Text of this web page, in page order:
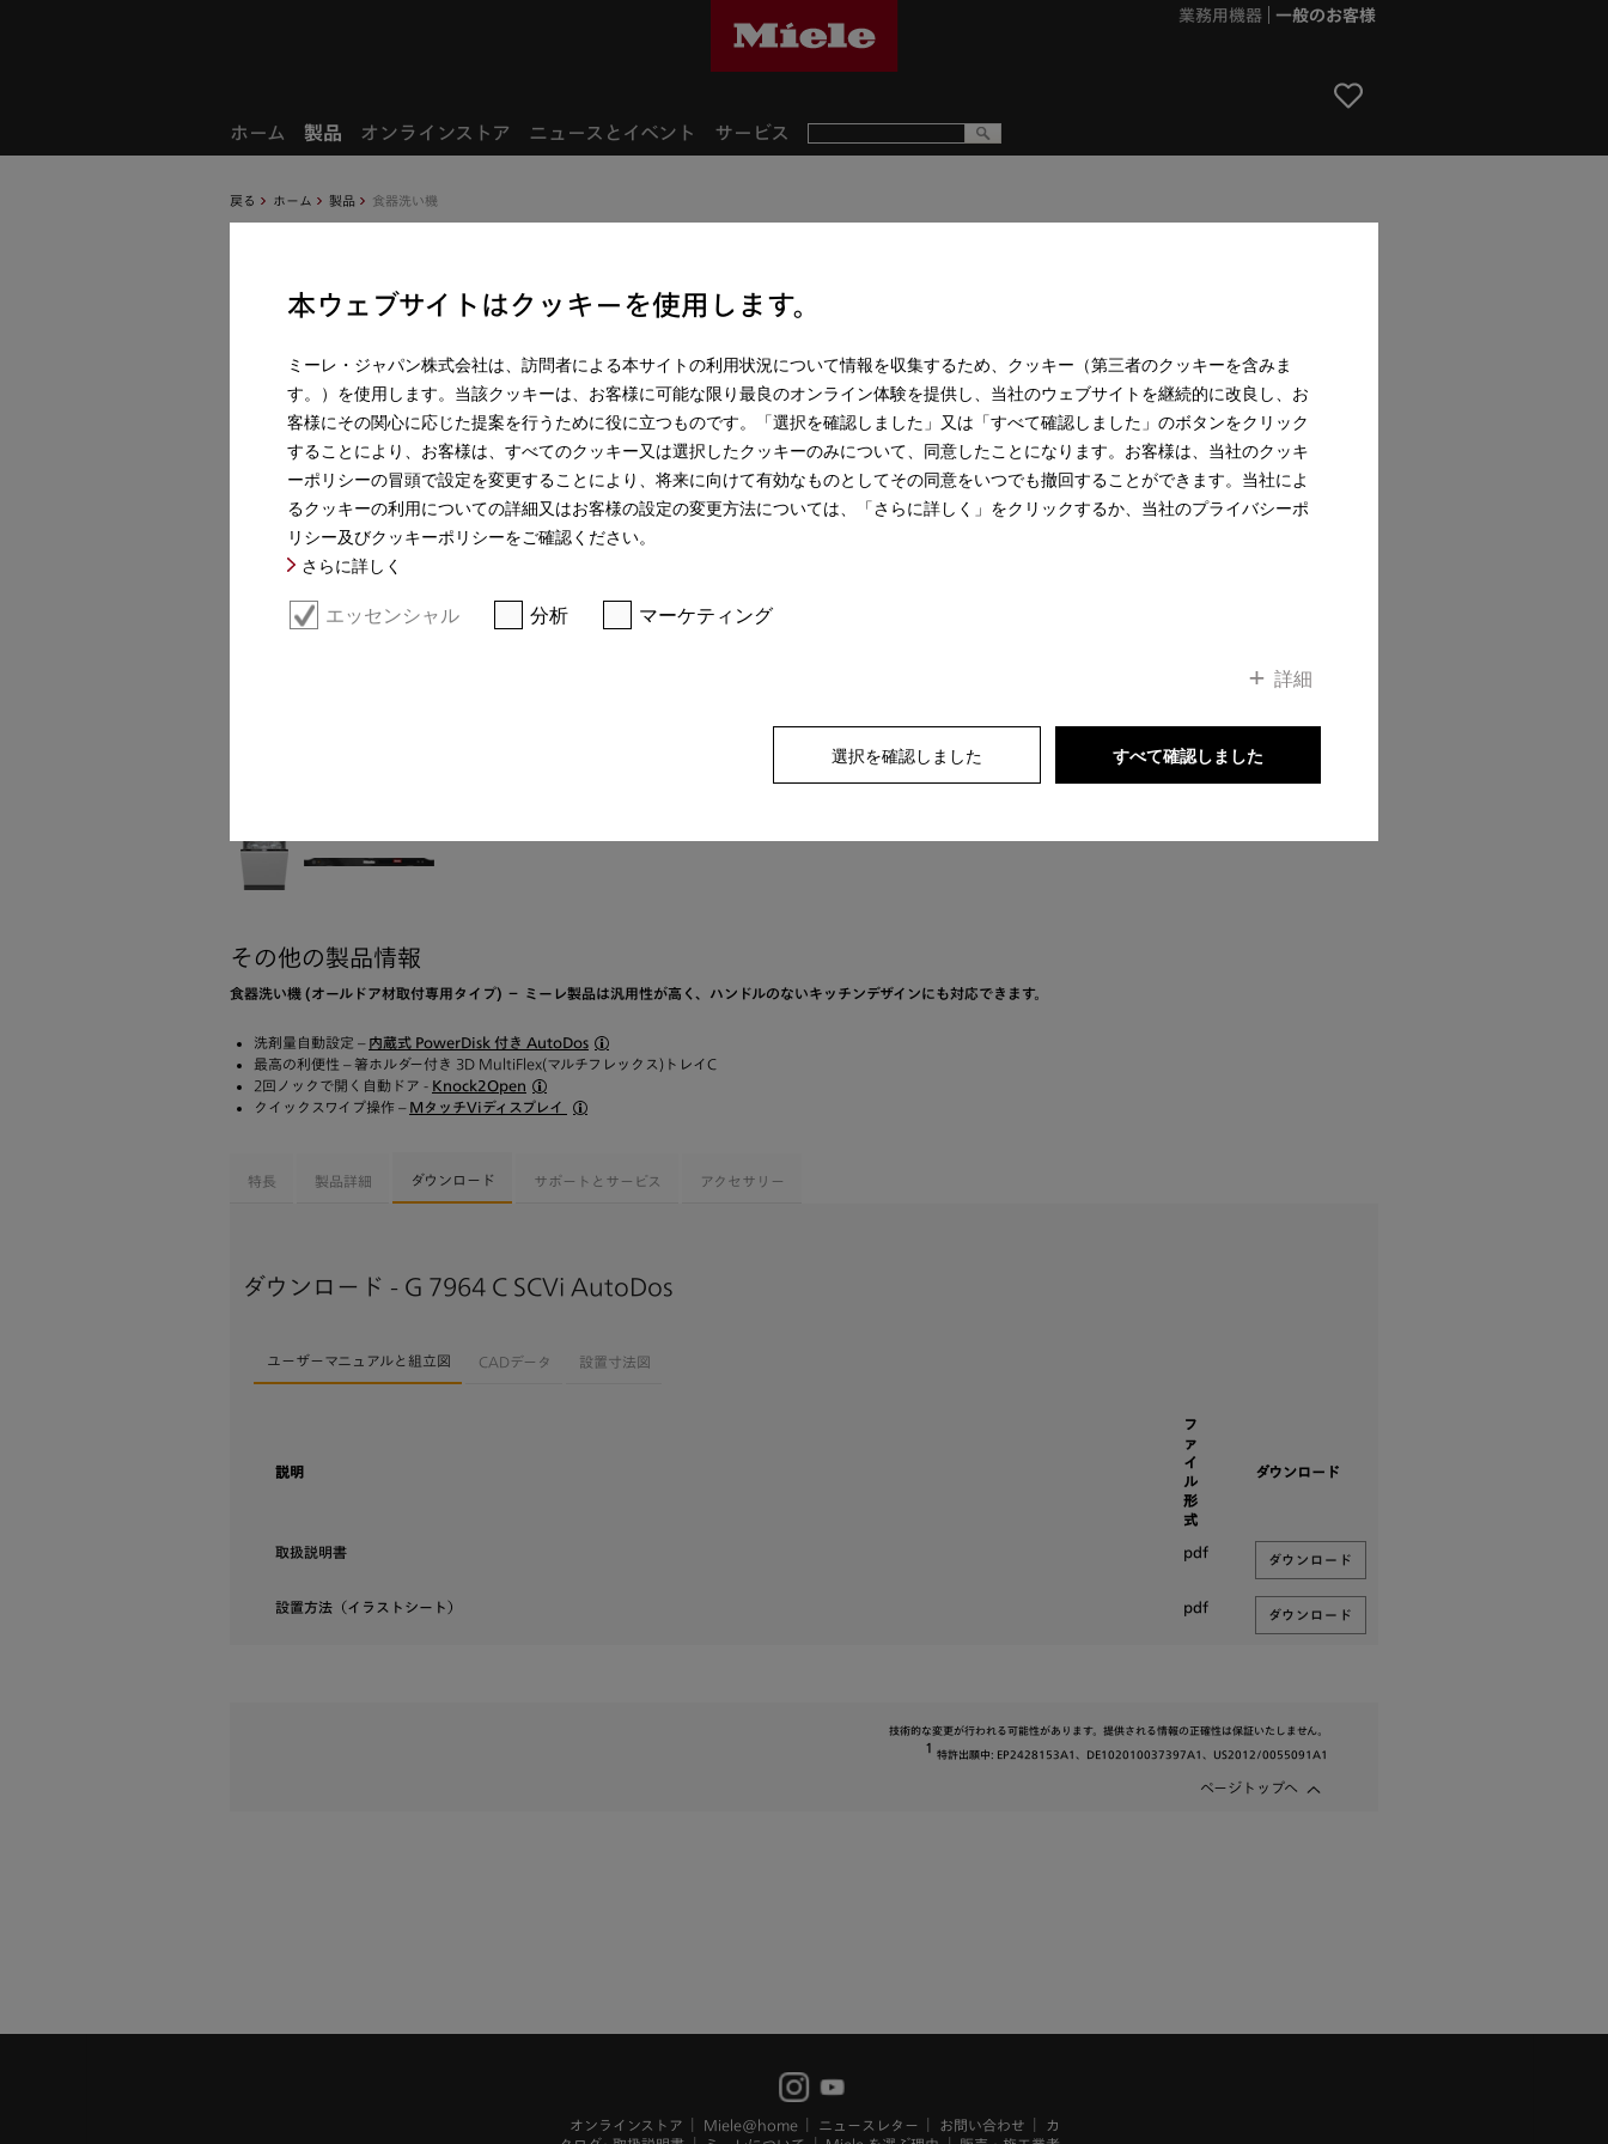
戻る ホーム 製品 食器洗い機
¥ 858,000 **
操作パネルの色: CleanSteel/オブシディアンブラック
その他の製品情報
食器洗い機 (オールドア材取付専用タイプ) － ミーレ製品は汎用性が高く、ハンドルのないキッチンデザインにも対応できます。
洗剤量自動設定 – 内蔵式 PowerDisk 付き AutoDos
最高の利便性 – 箸ホルダー付き 3D MultiFlex(マルチフレックス)トレイC
2回ノックで開く自動ドア - Knock2Open
クイックスワイプ操作 – MタッチViディスプレイ
特長 製品詳細 ダウンロード サポートとサービス アクセサリー
ダウンロード - G 7964 C SCVi AutoDos
ユーザーマニュアルと組立図 CADデータ 設置寸法図
説明
フ
ァ
イ
ル
形
式
ダウンロード
取扱説明書 pdf
ダウンロード
設置方法（イラストシート） pdf
ダウンロード
技術的な変更が行われる可能性があります。提供される情報の正確性は保証いたしません。
1
特許出願中: EP2428153A1、DE102010037397A1、US2012/0055091A1
ページトップへ
一般のお客様
業務用機器
ホーム 製品 オンラインストア ニュースとイベント サービス
オンラインストア Miele@home ニュースレター お問い合わせ
カ
本ウェブサイトはクッキーを使用します。
ミーレ・ジャパン株式会社は、訪問者による本サイトの利用状況について情報を収集するため、クッキー（第三者のクッキーを含みま
す。）を使用します。当該クッキーは、お客様に可能な限り最良のオンライン体験を提供し、当社のウェブサイトを継続的に改良し、お
客様にその関心に応じた提案を行うために役に立つものです。「選択を確認しました」又は「すべて確認しました」のボタンをクリック
することにより、お客様は、すべてのクッキー又は選択したクッキーのみについて、同意したことになります。お客様は、当社のクッキ
ーポリシーの冒頭で設定を変更することにより、将来に向けて有効なものとしてその同意をいつでも撤回することができます。当社によ
るクッキーの利用についての詳細又はお客様の設定の変更方法については、「さらに詳しく」をクリックするか、当社のプライバシーポ
リシー及びクッキーポリシーをご確認ください。
さらに詳しく
エッセンシャル 分析 マーケティング
詳細
選択を確認しました すべて確認しました